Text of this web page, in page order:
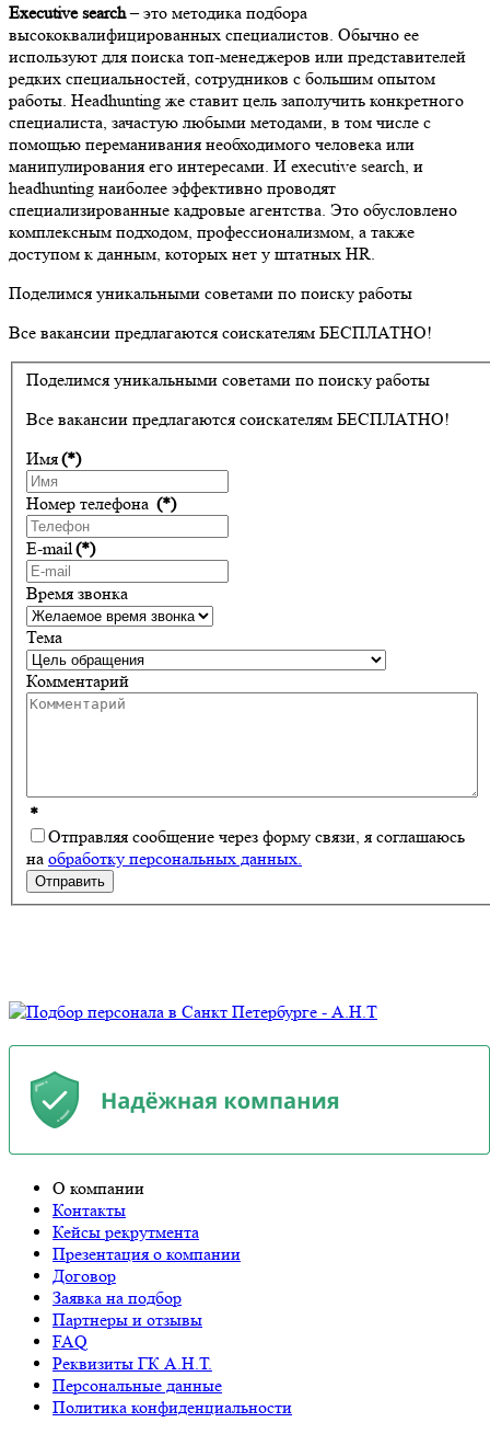
Executive search– это методика подбора
высококвалифицированных специалистов. Обычно ее
используют для поиска топ-менеджеров или представителей
редких специальностей, сотрудников с большим опытом
работы. Headhunting же ставит цель заполучить конкретного
специалиста, зачастую любыми методами, в том числе с
помощью переманивания необходимого человека или
манипулирования его интересами. И executive search, и
headhunting наиболее эффективно проводят
специализированные кадровые агентства. Это обусловлено
комплексным подходом, профессионализмом, а также
доступом к данным, которых нет у штатных HR.
Поделимся уникальными советами по поиску работы
Все вакансии предлагаются соискателям БЕСПЛАТНО!
Поделимся уникальными советами по поиску работы
Все вакансии предлагаются соискателям БЕСПЛАТНО!
Имя(*)
Номер телефона (*)
E-mail(*)
Время звонка
Тема
Комментарий
*
Отправляя сообщение через форму связи, я соглашаюсь
на обработку персональных данных.
Отправить
О компании
Контакты
Кейсы рекрутмента
Презентация о компании
Договор
Заявка на подбор
Партнеры и отзывы
FAQ
Реквизиты ГК А.Н.Т.
Персональные данные
Политика конфиденциальности